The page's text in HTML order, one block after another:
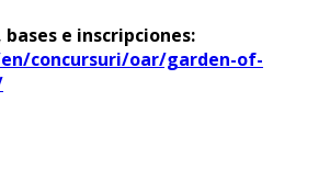
e inscripciones:
concursuri/oar/garden-of-